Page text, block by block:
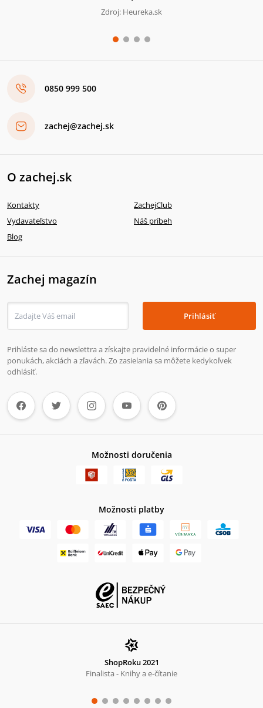
Zdroj: Heureka.sk
0850 999 500
zachej@zachej.sk
O zachej.sk
Kontakty
ZachejClub
Vydavateľstvo
Náš príbeh
Blog
Zachej magazín
Prihlásiť
Prihláste sa do newslettra a získajte pravidelné informácie o super
ponukách, akciách a zľavách. Zo zasielania sa môžete kedykoľvek
odhlásiť.
Možnosti doručenia
Možnosti platby
ShopRoku 2021
Finalista - Knihy a e-čítanie